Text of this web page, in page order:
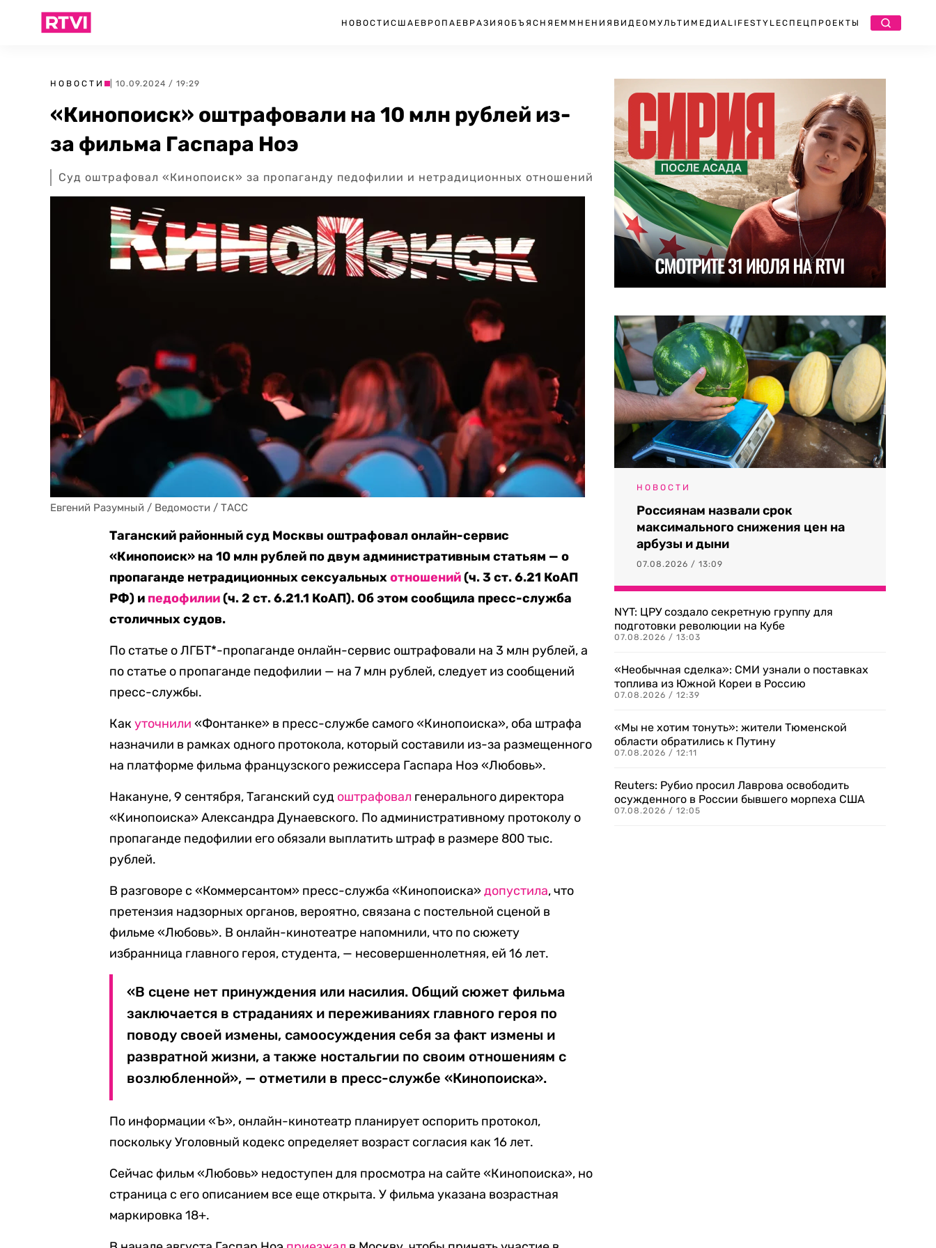
НОВОСТИ США ЕВРОПА ЕВРАЗИЯ ОБЪЯСНЯЕМ МНЕНИЯ ВИДЕО МУЛЬТИМЕДИА LIFESTYLEСПЕЦПРОЕКТЫ
НОВОСТИ | 10.09.2024 / 19:29
«Кинопоиск» оштрафовали на 10 млн рублей из-
за фильма Гаспара Ноэ
Суд оштрафовал «Кинопоиск» за пропаганду педофилии и нетрадиционных отношений
Евгений Разумный / Ведомости / ТАСС
Таганский районный суд Москвы оштрафовал онлайн-сервис
«Кинопоиск» на 10 млн рублей по двум административным статьям — о
пропаганде нетрадиционных сексуальныхотношений(ч. 3 ст. 6.21 КоАП
РФ) и педофилии(ч. 2 ст. 6.21.1 КоАП). Об этом сообщила пресс-служба
столичных судов.
По статье о ЛГБТ*-пропаганде онлайн-сервис оштрафовали на 3 млн рублей, а
по статье о пропаганде педофилии — на 7 млн рублей, следует из сообщений
пресс-службы.
Какуточнили «Фонтанке» в пресс-службе самого «Кинопоиска», оба штрафа
назначили в рамках одного протокола, который составили из-за размещенного
на платформе фильма французского режиссера Гаспара Ноэ «Любовь».
Накануне, 9 сентября, Таганский суд оштрафовал генерального директора
«Кинопоиска» Александра Дунаевского. По административному протоколу о
пропаганде педофилии его обязали выплатить штраф в размере 800 тыс.
рублей.
В разговоре с «Коммерсантом» пресс-служба «Кинопоиска»допустила, что
претензия надзорных органов, вероятно, связана с постельной сценой в
фильме «Любовь». В онлайн-кинотеатре напомнили, что по сюжету
избранница главного героя, студента, — несовершеннолетняя, ей 16 лет.
«В сцене нет принуждения или насилия. Общий сюжет фильма
заключается в страданиях и переживаниях главного героя по
поводу своей измены, самоосуждения себя за факт измены и
развратной жизни, а также ностальгии по своим отношениям с
возлюбленной», — отметили в пресс-службе «Кинопоиска».
По информации «Ъ», онлайн-кинотеатр планирует оспорить протокол,
поскольку Уголовный кодекс определяет возраст согласия как 16 лет.
Сейчас фильм «Любовь» недоступен для просмотра на сайте «Кинопоиска», но
страница с его описанием все еще открыта. У фильма указана возрастная
маркировка 18+.
НОВОСТИ
Россиянам назвали срок
максимального снижения цен на
арбузы и дыни
07.08.2026 / 13:09
NYT: ЦРУ создало секретную группу для
подготовки революции на Кубе
07.08.2026 / 13:03
«Необычная сделка»: СМИ узнали о поставках
топлива из Южной Кореи в Россию
07.08.2026 / 12:39
«Мы не хотим тонуть»: жители Тюменской
области обратились к Путину
07.08.2026 / 12:11
Reuters: Рубио просил Лаврова освободить
осужденного в России бывшего морпеха США
07.08.2026 / 12:05